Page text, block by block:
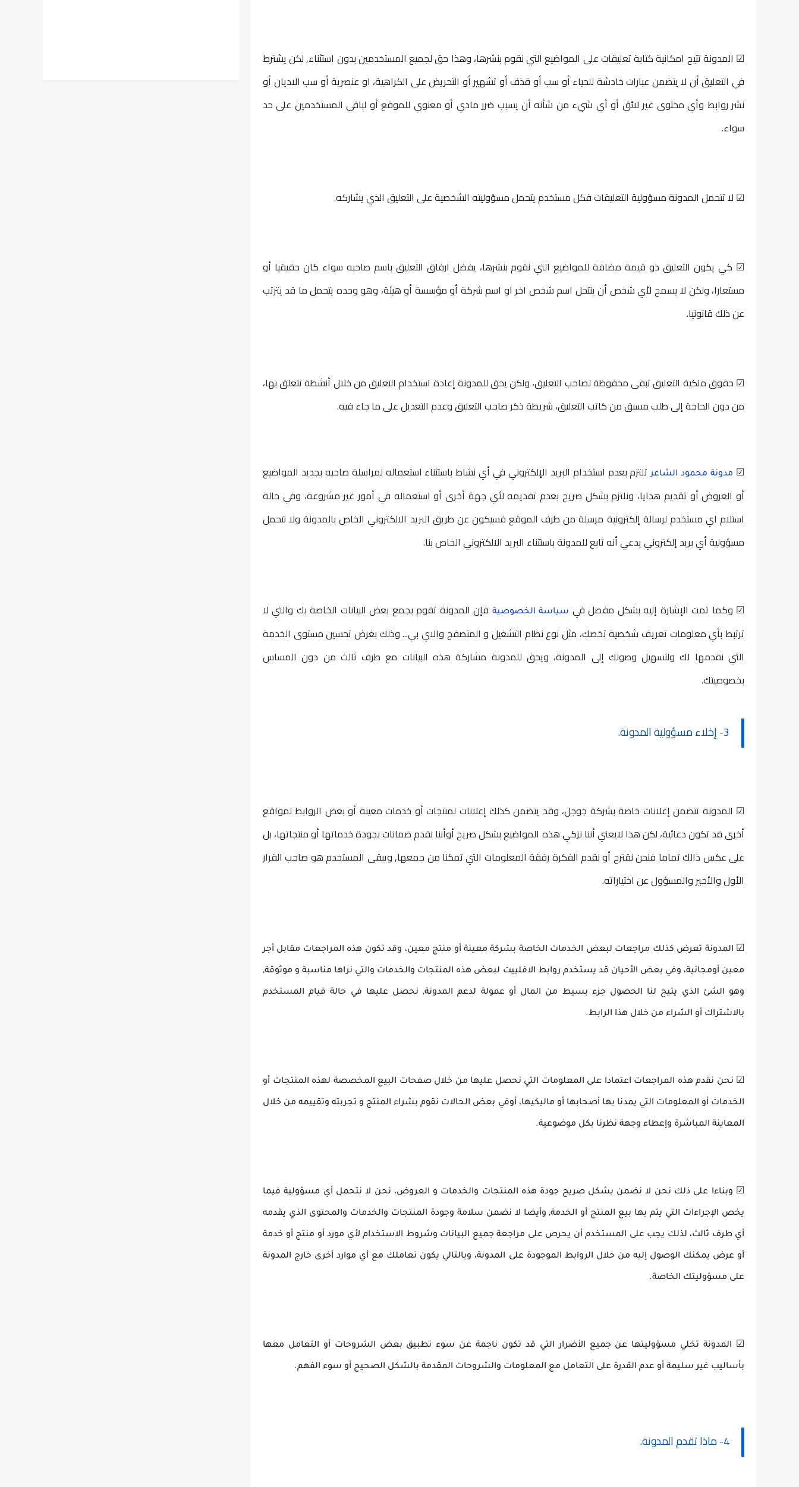
☑ المدونة تتيح امكانية كتابة تعليقات على المواضيع التي نقوم بنشرها، وهذا حق لجميع المستخدمين بدون استثناء, لكن يشترط
في التعليق أن لا يتضمن عبارات خادشة للحياء أو سب أو قذف أو تشهير أو التحريض على الكراهية، او عنصرية أو سب الاديان أو
نشر روابط وأي محتوى غير لائق أو أي شيء من شأنه أن يسبب ضرر مادي أو معنوي للموقع أو لباقي المستخدمين على حد
سواء.
☑ لا تتحمل المدونة مسؤولية التعليقات فكل مستخدم يتحمل مسؤوليته الشخصية على التعليق الذي يشاركه.
☑ كي يكون التعليق ذو قيمة مضافة للمواضيع التي نقوم بنشرها، يفضل ارفاق التعليق باسم صاحبه سواء كان حقيقيا أو
مستعارا، ولكن لا يسمح لأي شخص أن ينتحل اسم شخص اخر او اسم شركة أو مؤسسة أو هيئة، وهو وحده يتحمل ما قد يترتب
عن ذلك قانونيا.
☑ حقوق ملكية التعليق تبقى محفوظة لصاحب التعليق، ولكن يحق للمدونة إعادة استخدام التعليق من خلال أنشطة تتعلق بها،
من دون الحاجة إلى طلب مسبق من كاتب التعليق، شريطة ذكر صاحب التعليق وعدم التعديل على ما جاء فيه.
☑ مدونة محمود الشاعر تلتزم بعدم استخدام البريد الإلكتروني في أي نشاط باستثناء استعماله لمراسلة صاحبه بجديد المواضيع
أو العروض أو تقديم هدايا، ونلتزم بشكل صريح بعدم تقديمه لأي جهة أخرى أو استعماله في أمور غير مشروعة، وفي حالة
استلام اي مستخدم لرسالة إلكترونية مرسلة من طرف الموقع فسيكون عن طريق البريد الالكتروني الخاص بالمدونة ولا نتحمل
مسؤولية أي بريد إلكتروني يدعي أنه تابع للمدونة باستثناء البريد الالكتروني الخاص بنا.
☑ وكما تمت الإشارة إليه بشكل مفصل في سياسة الخصوصية فإن المدونة تقوم بجمع بعض البيانات الخاصة بك والتي لا
ترتبط بأي معلومات تعريف شخصية تخصك، مثل نوع نظام التشغيل و المتصفح والاي بي... وذلك بغرض تحسين مستوى الخدمة
التي نقدمها لك ولتسهيل وصولك إلى المدونة، ويحق للمدونة مشاركة هذه البيانات مع طرف ثالث من دون المساس
بخصوصيتك.
3- إخلاء مسؤولية المدونة.
☑ المدونة تتضمن إعلانات خاصة بشركة جوجل، وقد يتضمن كذلك إعلانات لمنتجات أو خدمات معينة أو بعض الروابط لمواقع
أخرى قد تكون دعائية، لكن هذا لايعني أننا نزكي هذه المواضيع بشكل صريح أوأننا نقدم ضمانات بجودة خدماتها أو منتجاتها، بل
على عكس ذالك تماما فنحن نقترح أو نقدم الفكرة رفقة المعلومات التي تمكنا من جمعها, ويبقى المستخدم هو صاحب القرار
الأول والأخير والمسؤول عن اختياراته.
☑ المدونة تعرض كذلك مراجعات لبعض الخدمات الخاصة بشركة معينة أو منتج معين، وقد تكون هذه المراجعات مقابل أجر
معين أومجانية، وفي بعض الأحيان قد يستخدم روابط الافلييت لبعض هذه المنتجات والخدمات والتي نراها مناسبة و موثوقة,
وهو الشئ الذي يتيح لنا الحصول جزء بسيط من المال أو عمولة لدعم المدونة, نحصل عليها في حالة قيام المستخدم
بالاشتراك أو الشراء من خلال هذا الرابط.
☑ نحن نقدم هذه المراجعات اعتمادا على المعلومات التي نحصل عليها من خلال صفحات البيع المخصصة لهذه المنتجات أو
الخدمات أو المعلومات التي يمدنا بها أصحابها أو ماليكيها، أوفي بعض الحالات نقوم بشراء المنتج و تجربته وتقييمه من خلال
المعاينة المباشرة وإعطاء وجهة نظرنا بكل موضوعية.
☑ وبناءا على ذلك نحن لا نضمن بشكل صريح جودة هذه المنتجات والخدمات و العروض، نحن لا نتحمل أي مسؤولية فيما
يخص الإجراءات التي يتم بها بيع المنتج أو الخدمة, وأيضا لا نضمن سلامة وجودة المنتجات والخدمات والمحتوى الذي يقدمه
أي طرف ثالث، لذلك يجب على المستخدم أن يحرص على مراجعة جميع البيانات وشروط الاستخدام لأي مورد أو منتج أو خدمة
أو عرض يمكنك الوصول إليه من خلال الروابط الموجودة على المدونة، وبالتالي يكون تعاملك مع أي موارد أخرى خارج المدونة
على مسؤوليتك الخاصة.
☑ المدونة تخلي مسؤوليتها عن جميع الأضرار التي قد تكون ناجمة عن سوء تطبيق بعض الشروحات أو التعامل معها
بأساليب غير سليمة أو عدم القدرة على التعامل مع المعلومات والشروحات المقدمة بالشكل الصحيح أو سوء الفهم.
4- ماذا تقدم المدونة.